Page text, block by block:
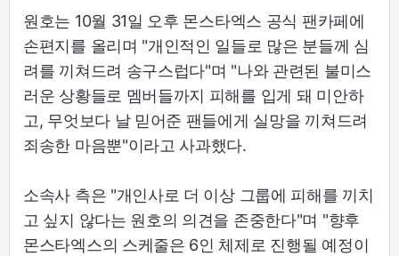
원호는 10월 31일 오후 몬스타엑스 공식 팬카페에
손편지를 올리며 "개인적인 일들로 많은 분들께 심
려를 끼쳐드려 송구스럽다"며 "나와 관련된 불미스
러운 상황들로 멤버들까지 피해를 입게 돼 미안하
고, 무엇보다 날 믿어준 팬들에게 실망을 끼쳐드려
죄송한 마음뿐"이라고 사과했다.
소속사 측은 "개인사로 더 이상 그룹에 피해를 끼치
고 싶지 않다는 원호의 의견을 존중한다"며 "향후
몬스타엑스의 스케줄은 6인 체제로 진행될 예정이